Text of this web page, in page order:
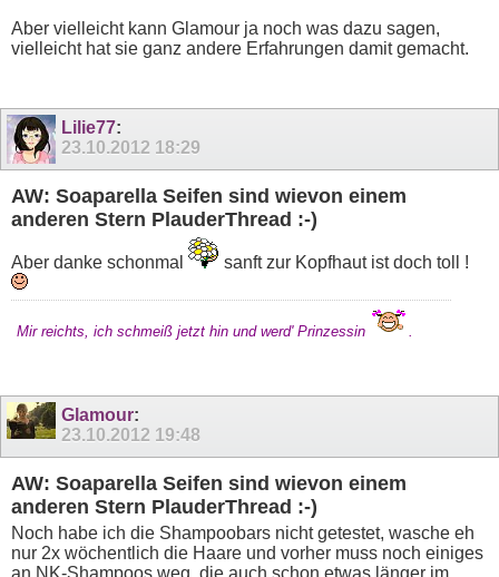
Aber vielleicht kann Glamour ja noch was dazu sagen,
vielleicht hat sie ganz andere Erfahrungen damit gemacht.
Lilie77:
23.10.2012 18:29
AW: Soaparella Seifen sind wievon einem
anderen Stern PlauderThread :-)
Aber danke schonmal sanft zur Kopfhaut ist doch toll !
Mir reichts, ich schmeiß jetzt hin und werd' Prinzessin
Glamour:
23.10.2012 19:48
AW: Soaparella Seifen sind wievon einem
anderen Stern PlauderThread :-)
Noch habe ich die Shampoobars nicht getestet, wasche eh
nur 2x wöchentlich die Haare und vorher muss noch einiges
an NK-Shampoos weg, die auch schon etwas länger im